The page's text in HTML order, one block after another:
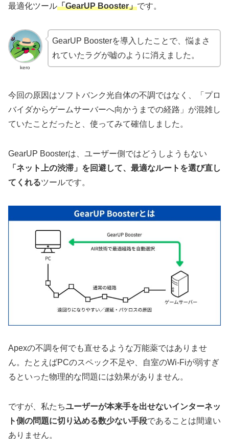
最適化ツール「GearUP Booster」です。
kero
GearUP Boosterを導入したことで、悩まさ
れていたラグが嘘のように消えました。
今回の原因はソフトバンク光自体の不調ではなく、「プロ
バイダからゲームサーバーへ向かうまでの経路」が混雑し
ていたことだったと、使ってみて確信しました。
GearUP Boosterは、ユーザー側ではどうしようもない
「ネット上の渋滞」を回避して、最適なルートを選び直し
てくれるツールです。
Apexの不調を何でも直せるような万能薬ではありませ
ん。たとえばPCのスペック不足や、自室のWi-Fiが弱すぎ
るといった物理的な問題には効果がありません。
ですが、私たちユーザーが本来手を出せないインターネッ
ト側の問題に切り込める数少ない手段であることは間違い
ありません。